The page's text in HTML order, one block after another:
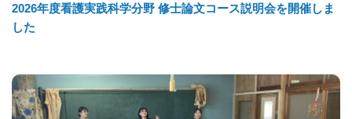
2026年度看護実践科学分野 修士論文コース説明会を開催しま
した